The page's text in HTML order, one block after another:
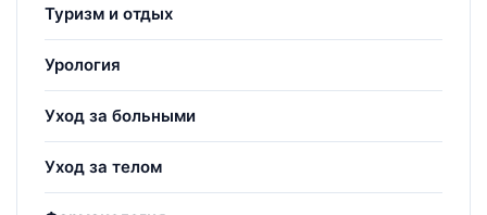
Туризм и отдых
Урология
Уход за больными
Уход за телом